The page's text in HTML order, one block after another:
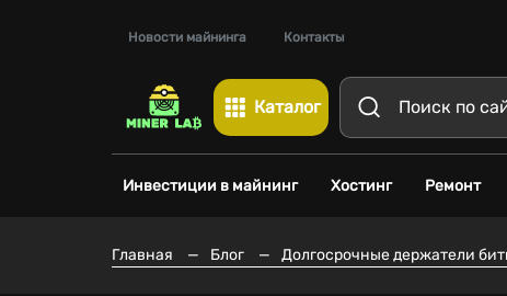
Новости майнинга Контакты
Каталог
Инвестиции в майнинг Хостинг Ремонт
Главная — Блог — Долгосрочные держатели